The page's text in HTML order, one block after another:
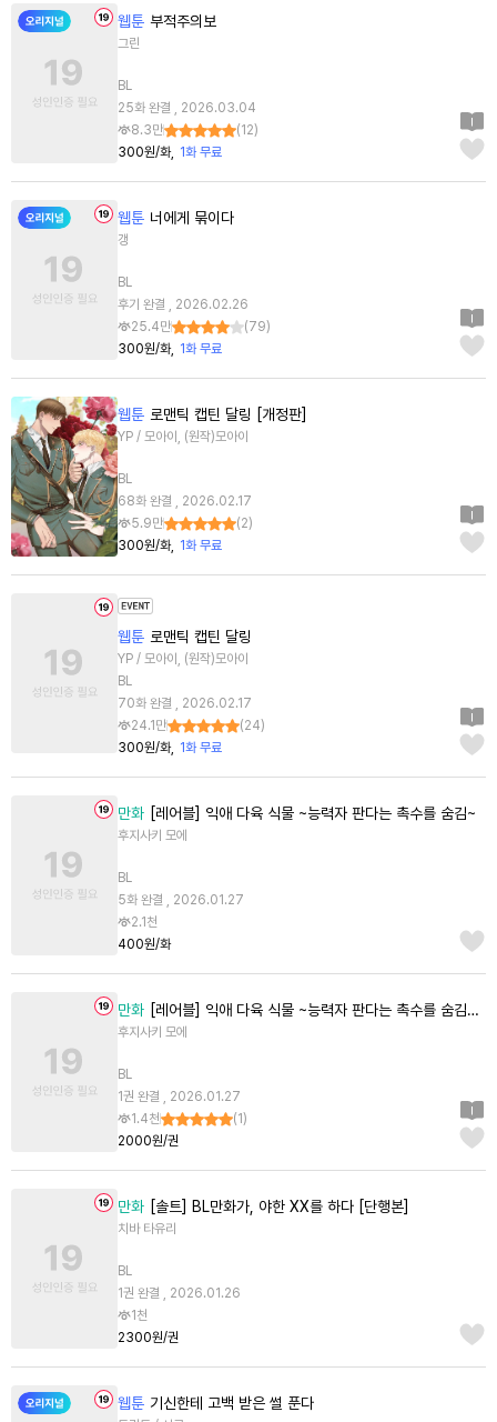
웹툰 부적주의보
그린
BL
25화 완결 , 2026.03.04
8.3만
(12)
300원/화
1화 무료
웹툰 너에게 묶이다
갱
BL
후기 완결 , 2026.02.26
25.4만
(79)
300원/화
1화 무료
웹툰 로맨틱 캡틴 달링 [개정판]
YP / 모아이, (원작)모아이
BL
68화 완결 , 2026.02.17
5.9만
(2)
300원/화
1화 무료
웹툰 로맨틱 캡틴 달링
YP / 모아이, (원작)모아이
BL
70화 완결 , 2026.02.17
24.1만
(24)
300원/화
1화 무료
만화 [레어블] 익애 다육 식물 ~능력자 판다는 촉수를 숨김~
후지사키 모에
BL
5화 완결 , 2026.01.27
2.1천
400원/화
만화 [레어블] 익애 다육 식물 ~능력자 판다는 촉수를 숨김~ [단행본]
후지사키 모에
BL
1권 완결 , 2026.01.27
1.4천
(1 )
2000원/권
만화 [솔트] BL만화가, 야한 XX를 하다 [단행본]
치바 타유리
BL
1권 완결 , 2026.01.26
1천
2300원/권
웹툰 기신한테 고백 받은 썰 푼다